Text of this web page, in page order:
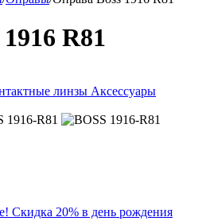
R81
линзы Аксессуары
Скидка 20% в день рождения